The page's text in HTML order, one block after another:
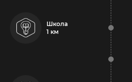
Школа
1 км